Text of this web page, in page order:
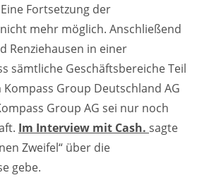
Fortsetzung der
mehr möglich. Anschließend
Renziehausen in einer
sämtliche Geschäftsbereiche Teil
Group Deutschland AG
Group AG sei nur noch
Im Interview mit Cash. sagte
Zweifel“ über die
gebe.